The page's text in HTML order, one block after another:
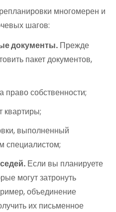
многомерен и
шагов:
документы. Прежде
пакет документов,
право собственности;
квартиры;
выполненный
специалистом;
Если вы планируете
могут затронуть
объединение
их письменное